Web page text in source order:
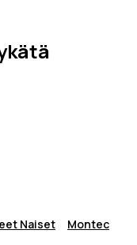
Naiset Montec